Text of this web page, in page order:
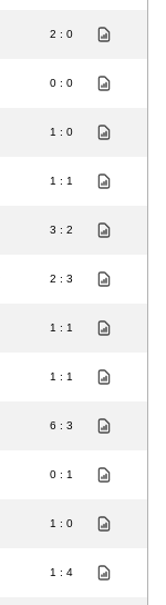
2 : 0
0 : 0
1 : 0
1 : 1
3 : 2
2 : 3
1 : 1
1 : 1
6 : 3
0 : 1
1 : 0
1 : 4